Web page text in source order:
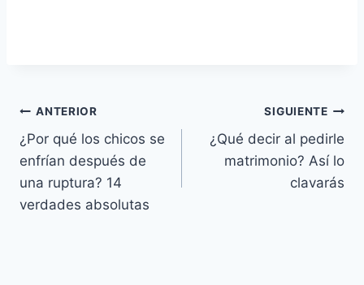
Navegación
de
entradas
ANTERIOR
¿Por qué los chicos se
enfrían después de
una ruptura? 14
verdades absolutas
SIGUIENTE
¿Qué decir al pedirle
matrimonio? Así lo
clavarás